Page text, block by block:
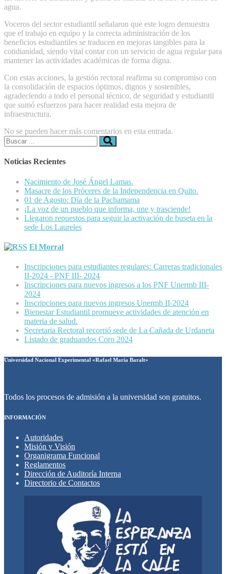
agua.
​Voceros del sector estudiantil señalaron que este logro demuestra
que el trabajo en equipo y la correcta administración de los
beneficios estudiantiles se traducen en mejoras tangibles para la
cotidianidad, siendo vital contar con un servicio de agua regular para
mantener las actividades académicas de forma digna.
​Con estas acciones, la gestión rectoral reafirma su compromiso con
la consolidación de espacios óptimos, dignos y sostenibles,
agradeciendo a todo el personal técnico, de seguridad y estudiantil
que sumó esfuerzos para hacer realidad esta mejora de
infraestructura.
No se pueden hacer más comentarios en esta entrada.
Buscar:
Noticias Recientes
Nacimiento de José Ángel Lamas.
Masacre de los Próceres de la Independencia en Quito.
01 de Agosto: Día de la Pachamama
¡La voz de un pueblo que informa, une y trasciende!
Llegaron repuestos para seguir la activación de buseta en la
sede Los Laureles
El Morral
Inscripciones para estudiantes regulares: Carreras tradicionales
II-2024 - PNF III- 2024
Inscripciones para nuevos ingresos a los PNF Unermb III-
2024
Inscripciones para nuevos ingresos Unermb II-2024
Bienestar Estudiantil promueve actividades de atención en
materia de salud.
Secretaria Rectoral recorrió sede de La Cañada de Urdaneta
Listado de graduandos Coro 2024
Universidad Nacional Experimental «Rafael María Baralt»
Todos los procesos de admisión a la universidad son gratuitos.
INFORMACIÓN
Autoridades
Misión y Visión
Organigrama Funcional
Reglamentos
Dirección de Auditoría Interna
Directorio de Contactos